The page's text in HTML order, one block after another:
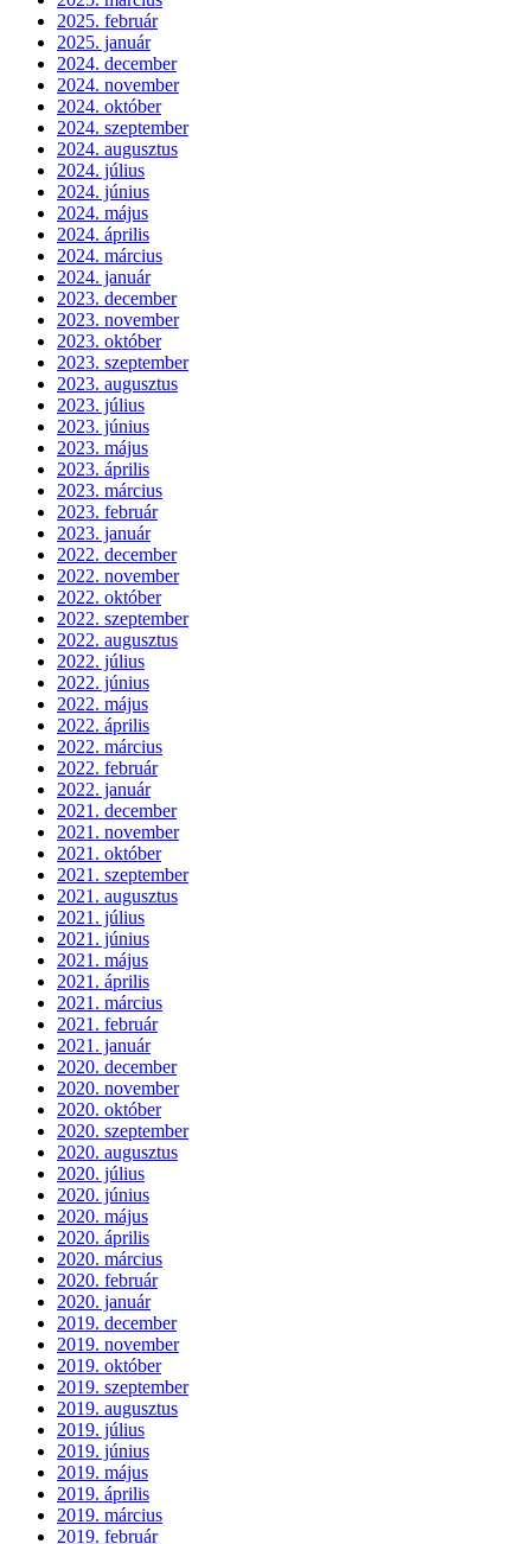
2025. február
2025. január
2024. december
2024. november
2024. október
2024. szeptember
2024. augusztus
2024. július
2024. június
2024. május
2024. április
2024. március
2024. január
2023. december
2023. november
2023. október
2023. szeptember
2023. augusztus
2023. július
2023. június
2023. május
2023. április
2023. március
2023. február
2023. január
2022. december
2022. november
2022. október
2022. szeptember
2022. augusztus
2022. július
2022. június
2022. május
2022. április
2022. március
2022. február
2022. január
2021. december
2021. november
2021. október
2021. szeptember
2021. augusztus
2021. július
2021. június
2021. május
2021. április
2021. március
2021. február
2021. január
2020. december
2020. november
2020. október
2020. szeptember
2020. augusztus
2020. július
2020. június
2020. május
2020. április
2020. március
2020. február
2020. január
2019. december
2019. november
2019. október
2019. szeptember
2019. augusztus
2019. július
2019. június
2019. május
2019. április
2019. március
2019. február